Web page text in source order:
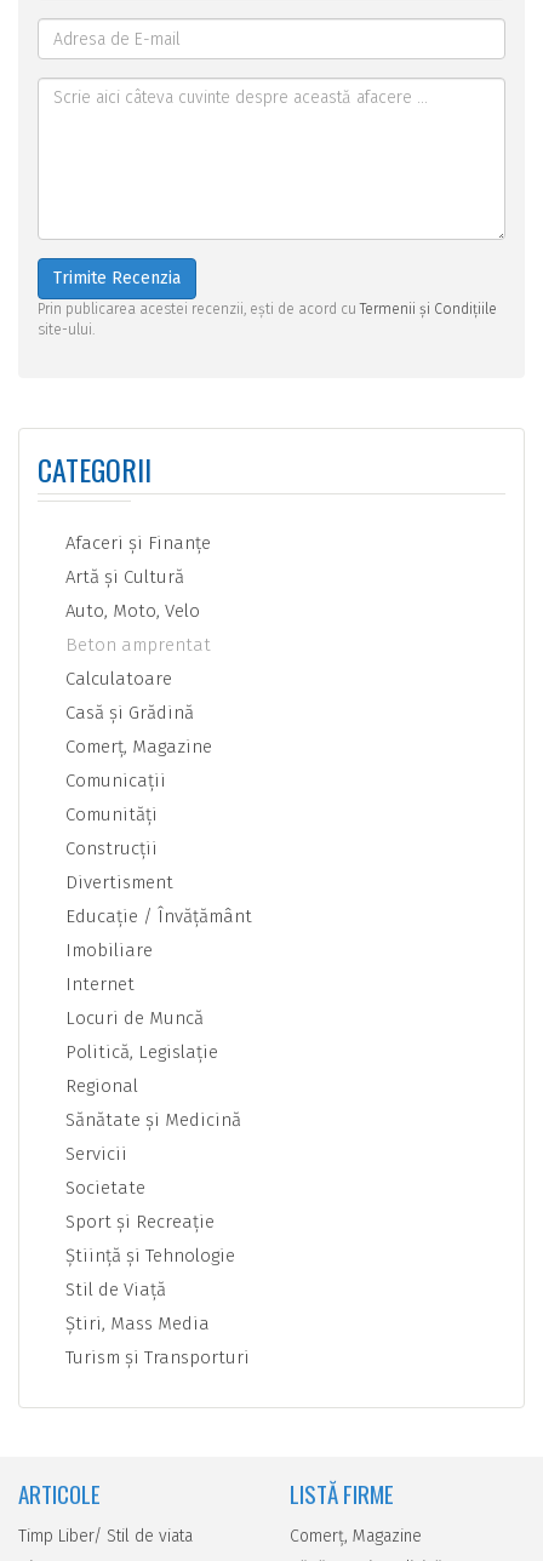
Trimite Recenzia
Prin publicarea acestei recenzii, ești de acord cuTermenii și Condițiile
site-ului.
CATEGORII
Afaceri şi Finanţe
Artă şi Cultură
Auto, Moto, Velo
Beton amprentat
Calculatoare
Casă şi Grădină
Comerţ, Magazine
Comunicaţii
Comunităţi
Construcţii
Divertisment
Educaţie / Învăţământ
Imobiliare
Internet
Locuri de Muncă
Politică, Legislaţie
Regional
Sănătate şi Medicină
Servicii
Societate
Sport şi Recreaţie
Ştiinţă şi Tehnologie
Stil de Viaţă
Ştiri, Mass Media
Turism şi Transporturi
ARTICOLE
Timp Liber/ Stil de viata
LISTĂ FIRME
Comerţ, Magazine